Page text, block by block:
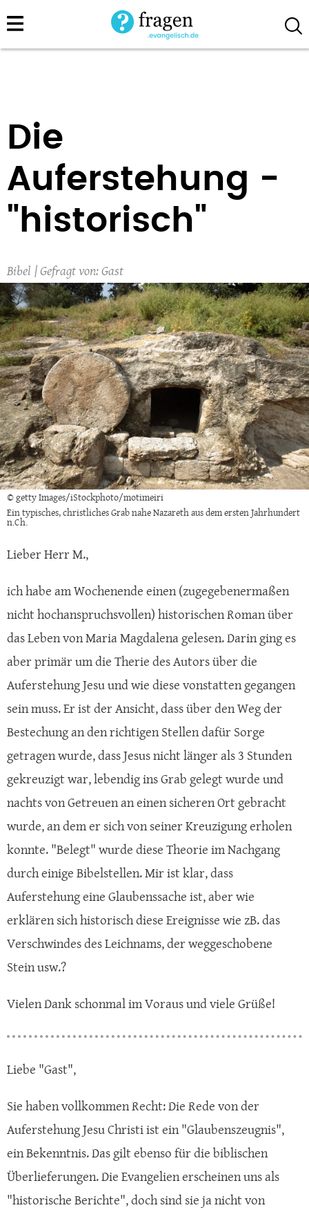
Direkt
zum
Die
Auferstehung -
"historisch"
Bibel Gast
© getty Images/iStockphoto/motimeiri
Ein typisches, christliches Grab nahe Nazareth aus dem ersten Jahrhundert
n.Ch.
Lieber Herr M.,
ich habe am Wochenende einen (zugegebenermaßen
nicht hochanspruchsvollen) historischen Roman über
das Leben von Maria Magdalena gelesen. Darin ging es
aber primär um die Therie des Autors über die
Auferstehung Jesu und wie diese vonstatten gegangen
sein muss. Er ist der Ansicht, dass über den Weg der
Bestechung an den richtigen Stellen dafür Sorge
getragen wurde, dass Jesus nicht länger als 3 Stunden
gekreuzigt war, lebendig ins Grab gelegt wurde und
nachts von Getreuen an einen sicheren Ort gebracht
wurde, an dem er sich von seiner Kreuzigung erholen
konnte. "Belegt" wurde diese Theorie im Nachgang
durch einige Bibelstellen. Mir ist klar, dass
Auferstehung eine Glaubenssache ist, aber wie
erklären sich historisch diese Ereignisse wie zB. das
Verschwindes des Leichnams, der weggeschobene
Stein usw.?
Vielen Dank schonmal im Voraus und viele Grüße!
Liebe "Gast",
Sie haben vollkommen Recht: Die Rede von der
Auferstehung Jesu Christi ist ein "Glaubenszeugnis",
ein Bekenntnis. Das gilt ebenso für die biblischen
Überlieferungen. Die Evangelien erscheinen uns als
"historische Berichte", doch sind sie ja nicht von